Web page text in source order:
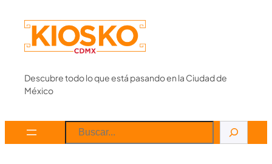
content
Descubre todo lo que está pasando en la Ciudad de
México
Search